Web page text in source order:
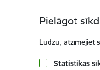
Pielāgot
Lūdzu, atzīmējiet
Statistikas